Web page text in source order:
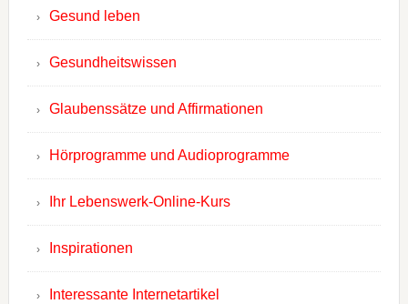
Gesund leben
Gesundheitswissen
Glaubenssätze und Affirmationen
Hörprogramme und Audioprogramme
Ihr Lebenswerk-Online-Kurs
Inspirationen
Interessante Internetartikel